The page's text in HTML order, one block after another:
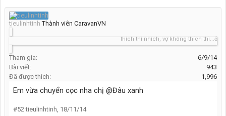
tieulinhtinh Thành viên CaravanVN
thích thì nhích, vợ không thích thì...ở nhà
Tham gia:
6/9/14
Bài viết:
943
Đã được thích:
1,996
Em vừa chuyển cọc nha chị @Đâu xanh
#52 tieulinhtinh, 18/11/14